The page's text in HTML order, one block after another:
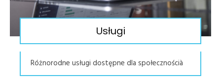
Usługi
Różnorodne usługi dostępne dla społecznościà